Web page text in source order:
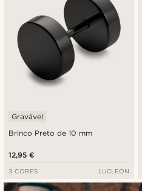
Brinco Preto de 10 mm
Gravável
12,95 €
3 CORES LUCLEON